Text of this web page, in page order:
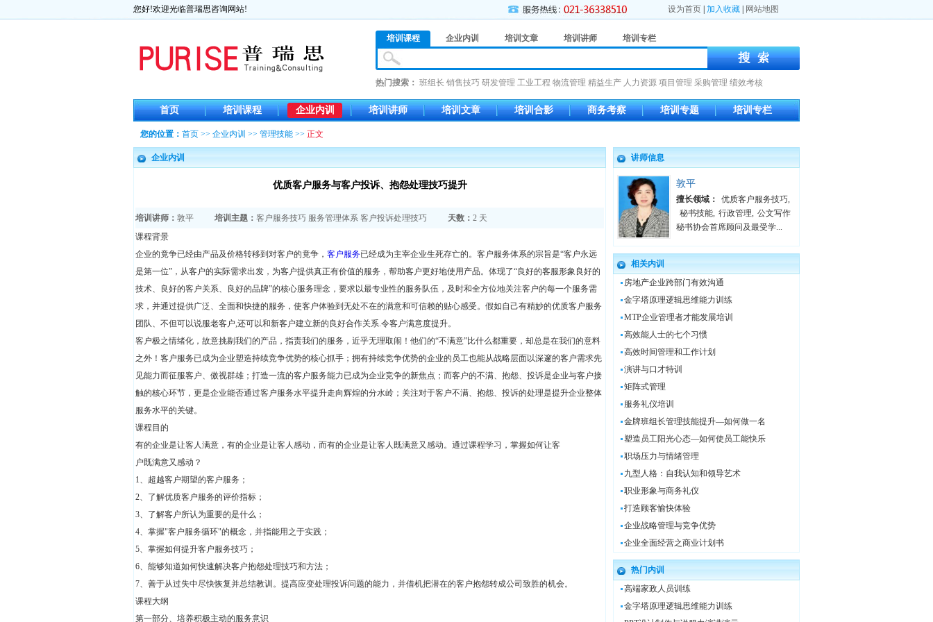
您好!欢迎光临普瑞思咨询网站! 设为首页 加入收藏 网站地图
培训课程 企业内训 培训文章 培训讲师 培训专栏
热门搜索： 班组长 销售技巧 研发管理 工业工程 物流管理 精益生产 人力资源 项目管理 采购管理 绩效考核
首页 培训课程 企业内训 培训讲师 培训文章 培训合影 商务考察 培训专题 培训专栏
您的位置： 首页 >> 企业内训 >> 管理技能 >> 正文
企业内训
优质客户服务与客户投诉、抱怨处理技巧提升
培训讲师： 敦平 培训主题： 客户服务技巧 服务管理体系 客户投诉处理技巧 天数： 2 天
课程背景
企业的竟争已经由产品及价格转移到对客户的竟争， 客户服务已经成为主宰企业生死存亡的。客户服务体系的宗旨是“客户永远
是第一位”，从客户的实际需求出发，为客户提供真正有价值的服务，帮助客户更好地使用产品。体现了“良好的客服形象良好的
技术、良好的客户关系、良好的品牌”的核心服务理念，要求以最专业性的服务队伍，及时和全方位地关注客户的每一个服务需
求，并通过提供广泛、全面和快捷的服务，使客户体验到无处不在的满意和可信赖的贴心感受。假如自己有精妙的优质客户服务
团队、不但可以说服老客户,还可以和新客户建立新的良好合作关系.令客户满意度提升。
客户极之情绪化，故意挑剔我们的产品，指责我们的服务，近乎无理取闹！他们的“不满意”比什么都重要，却总是在我们的意料
之外！客户服务已成为企业塑造持续竞争优势的核心抓手；拥有持续竞争优势的企业的员工也能从战略层面以深邃的客户需求先
见能力而征服客户、傲视群雄；打造一流的客户服务能力已成为企业竞争的新焦点；而客户的不满、抱怨、投诉是企业与客户接
触的核心环节，更是企业能否通过客户服务水平提升走向辉煌的分水岭；关注对于客户不满、抱怨、投诉的处理是提升企业整体
服务水平的关键。
课程目的
有的企业是让客人满意，有的企业是让客人感动，而有的企业是让客人既满意又感动。通过课程学习，掌握如何让客
户既满意又感动？
1、超越客户期望的客户服务；
2、了解优质客户服务的评价指标；
3、了解客户所认为重要的是什么；
4、掌握"客户服务循环"的概念，并指能用之于实践；
5、掌握如何提升客户服务技巧；
6、能够知道如何快速解决客户抱怨处理技巧和方法；
7、善于从过失中尽快恢复并总结教训。提高应变处理投诉问题的能力，并借机把潜在的客户抱怨转成公司致胜的机会。
课程大纲
第一部分、培养积极主动的服务意识
讲师信息
敦平
擅长领域： 优质客户服务技巧,
秘书技能, 行政管理, 公文写作
秘书协会首席顾问及最受学...
相关内训
房地产企业跨部门有效沟通
金字塔原理逻辑思维能力训练
MTP企业管理者才能发展培训
高效能人士的七个习惯
高效时间管理和工作计划
演讲与口才特训
矩阵式管理
服务礼仪培训
金牌班组长管理技能提升—如何做一名
塑造员工阳光心态—如何使员工能快乐
职场压力与情绪管理
九型人格：自我认知和领导艺术
职业形象与商务礼仪
打造顾客愉快体验
企业战略管理与竞争优势
企业全面经营之商业计划书
热门内训
高端家政人员训练
金字塔原理逻辑思维能力训练